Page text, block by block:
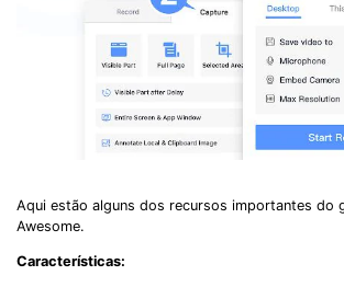
Aqui estão alguns dos recursos importantes do
Awesome.
Características: